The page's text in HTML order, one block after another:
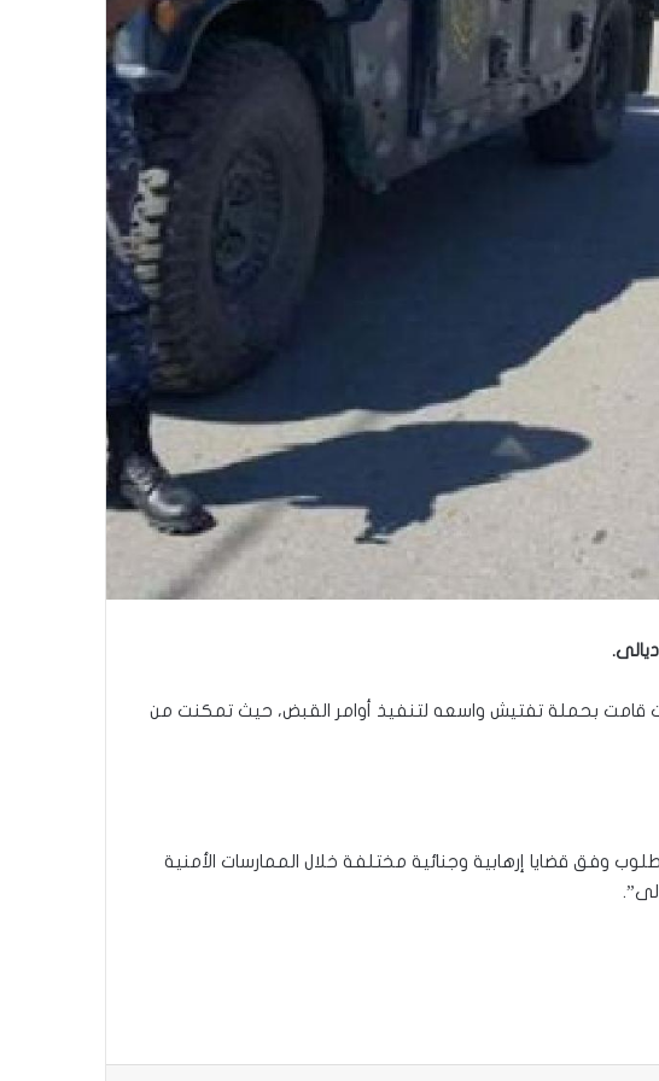
قامت بحملة تفتيش واسعه لتنفيذ أوامر القبض، حيث تمكنت من
الوكالة، أن الناطق الرسمي باسم قيادة شرطة محافظة ديالى، أعلن عن “تنفيذ أوامر قبض بحق 28 مطلوب وفق قضايا إرهابية وجنائية مختلفة خلال الممارسات الأمنية